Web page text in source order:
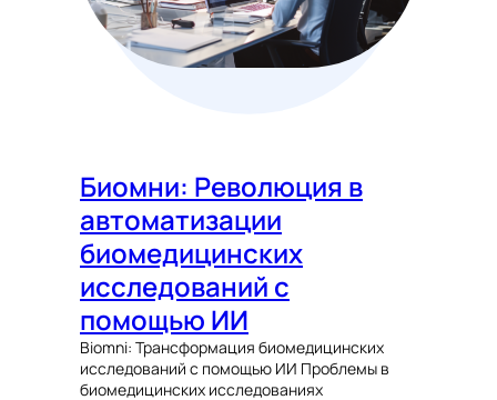
Биомни: Революция в
автоматизации
биомедицинских
исследований с
помощью ИИ
Biomni: Трансформация биомедицинских
исследований с помощью ИИ Проблемы в
биомедицинских исследованиях